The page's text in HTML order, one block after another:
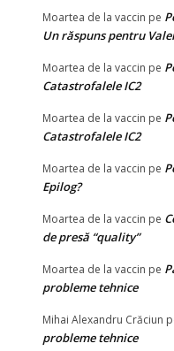
Moartea de la vaccin pe
Un răspuns pentru
Moartea de la vaccin pe
Catastrofalele IC2
Moartea de la vaccin pe
Catastrofalele IC2
Moartea de la vaccin pe
Epilog?
Moartea de la vaccin pe
de presă “quality”
Moartea de la vaccin pe
probleme tehnice
Mihai Alexandru Crăciun
probleme tehnice